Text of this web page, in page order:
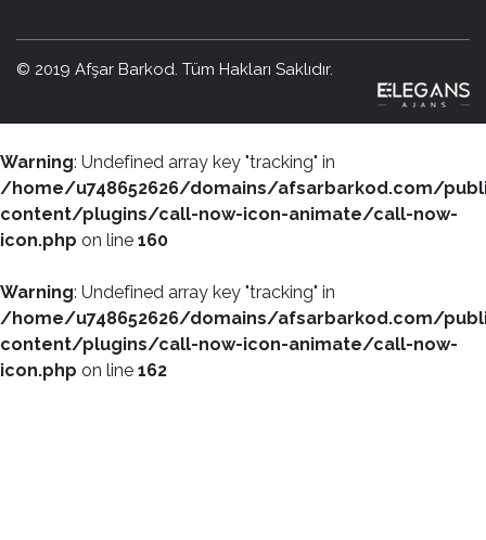
© 2019 Afşar Barkod. Tüm Hakları Saklıdır.
Warning: Undefined array key "tracking" in
/home/u748652626/domains/afsarbarkod.com/
content/plugins/call-now-icon-animate/call-now-
icon.php on line 160
Warning: Undefined array key "tracking" in
/home/u748652626/domains/afsarbarkod.com/
content/plugins/call-now-icon-animate/call-now-
icon.php on line 162